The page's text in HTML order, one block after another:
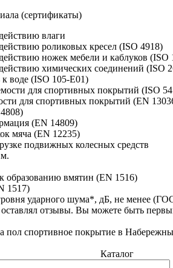
(сертификаты)
влаги
роликовых кресел (ISO 4918)
ножек мебели и каблуков (ISO
химических соединений (ISO
воде (ISO 105-E01)
для спортивных покрытий (ISO
для спортивных покрытий (EN
(EN 14809)
мяча (EN 12235)
подвижных колесных средств
образованию вмятин (EN 1516)
1517)
ударного шума*, дБ, не менее
оставлял отзывы. Вы можете быть
пол спортивное покрытие в
Каталог